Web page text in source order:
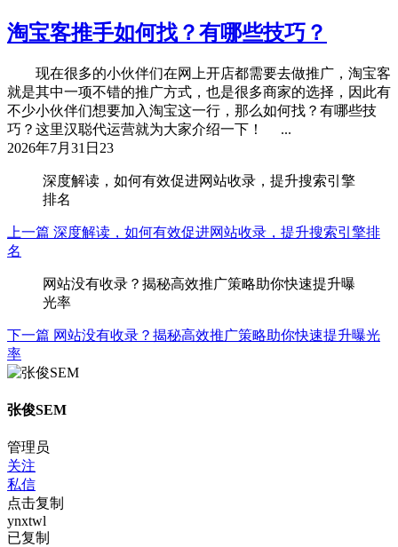
淘宝客推手如何找？有哪些技巧？
现在很多的小伙伴们在网上开店都需要去做推广，淘宝客
就是其中一项不错的推广方式，也是很多商家的选择，因此有
不少小伙伴们想要加入淘宝这一行，那么如何找？有哪些技
巧？这里汉聪代运营就为大家介绍一下！ ...
2026年7月31日 23
深度解读，如何有效促进网站收录，提升搜索引擎
排名
上一篇 深度解读，如何有效促进网站收录，提升搜索引擎排
名
网站没有收录？揭秘高效推广策略助你快速提升曝
光率
下一篇 网站没有收录？揭秘高效推广策略助你快速提升曝光
率
张俊SEM
管理员
关注
私信
点击复制
ynxtwl
已复制